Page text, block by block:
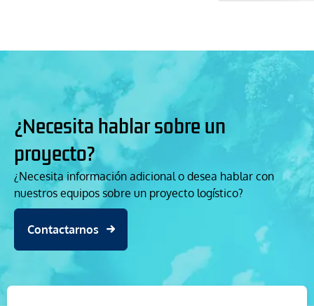
¿Necesita hablar sobre un
proyecto?
¿Necesita información adicional o desea hablar con
nuestros equipos sobre un proyecto logístico?
Contactarnos